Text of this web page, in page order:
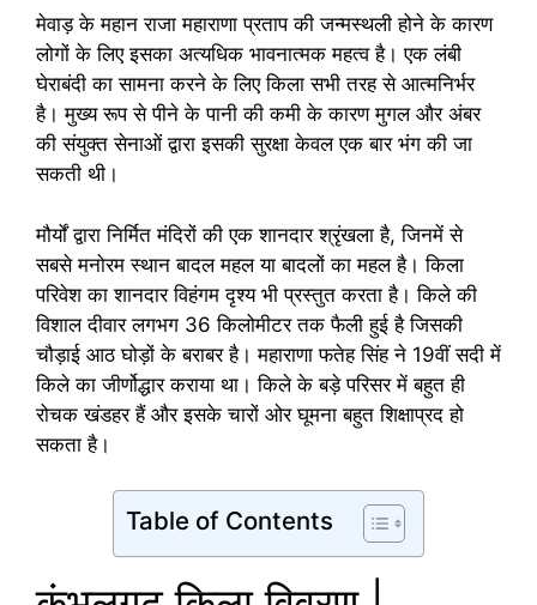
मेवाड़ के महान राजा महाराणा प्रताप की जन्मस्थली होने के कारण
लोगों के लिए इसका अत्यधिक भावनात्मक महत्व है। एक लंबी
घेराबंदी का सामना करने के लिए किला सभी तरह से आत्मनिर्भर
है। मुख्य रूप से पीने के पानी की कमी के कारण मुगल और अंबर
की संयुक्त सेनाओं द्वारा इसकी सुरक्षा केवल एक बार भंग की जा
सकती थी।
मौर्यों द्वारा निर्मित मंदिरों की एक शानदार श्रृंखला है, जिनमें से
सबसे मनोरम स्थान बादल महल या बादलों का महल है। किला
परिवेश का शानदार विहंगम दृश्य भी प्रस्तुत करता है। किले की
विशाल दीवार लगभग 36 किलोमीटर तक फैली हुई है जिसकी
चौड़ाई आठ घोड़ों के बराबर है। महाराणा फतेह सिंह ने 19वीं सदी में
किले का जीर्णोद्धार कराया था। किले के बड़े परिसर में बहुत ही
रोचक खंडहर हैं और इसके चारों ओर घूमना बहुत शिक्षाप्रद हो
सकता है।
Table of Contents